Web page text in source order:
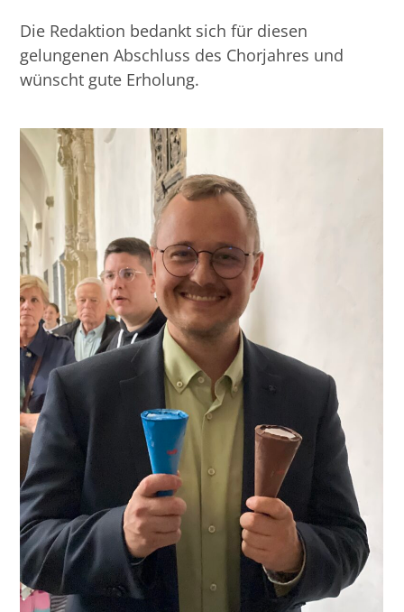
Die Redaktion bedankt sich für diesen
gelungenen Abschluss des Chorjahres und
wünscht gute Erholung.